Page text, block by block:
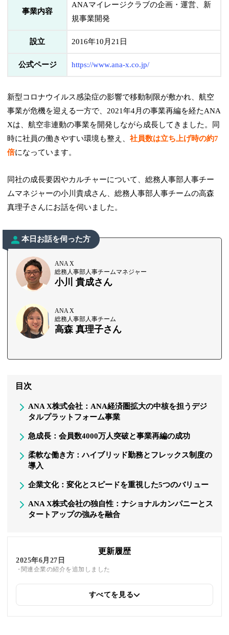
事業内容
ANAマイレージクラブの企画・運営、新
規事業開発
設立 2016年10月21日
公式ページ https://www.ana-x.co.jp/
新型コロナウイルス感染症の影響で移動制限が敷かれ、航空
事業が危機を迎える一方で、2021年4月の事業再編を経たANA
Xは、航空非連動の事業を開発しながら成長してきました。同
時に社員の働きやすい環境も整え、社員数は立ち上げ時の約7
倍になっています。
同社の成長要因やカルチャーについて、総務人事部人事チー
ムマネジャーの小川貴成さん、総務人事部人事チームの高森
真理子さんにお話を伺いました。
本日お話を伺った方
ANA X
総務人事部人事チームマネジャー
小川 貴成さん
ANA X
総務人事部人事チーム
高森 真理子さん
目次
ANA X株式会社：ANA経済圏拡大の中核を担うデジ
タルプラットフォーム事業
急成長：会員数4000万人突破と事業再編の成功
柔軟な働き方：ハイブリッド勤務とフレックス制度の
導入
企業文化：変化とスピードを重視した5つのバリュー
ANA X株式会社の独自性：ナショナルカンパニーとス
タートアップの強みを融合
更新履歴
2025年6月27日
関連企業の紹介を追加しました
筆者情報を更新しました
すべてを見る